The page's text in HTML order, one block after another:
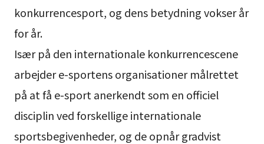
konkurrencesport, og dens betydning vokser år
for år.
Især på den internationale konkurrencescene
arbejder e-sportens organisationer målrettet
på at få e-sport anerkendt som en officiel
disciplin ved forskellige internationale
sportsbegivenheder, og de opnår gradvist